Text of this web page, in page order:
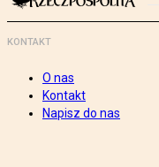
KONTAKT
O nas
Kontakt
Napisz do nas